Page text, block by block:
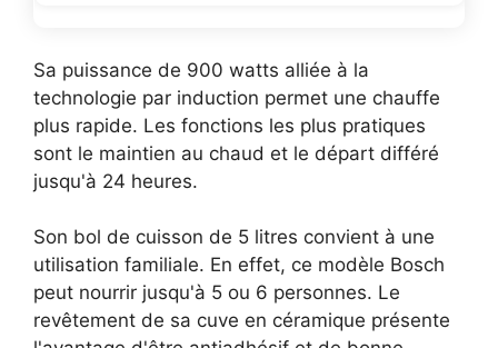
Sa puissance de 900 watts alliée à la
technologie par induction permet une chauffe
plus rapide. Les fonctions les plus pratiques
sont le maintien au chaud et le départ différé
jusqu'à 24 heures.
Son bol de cuisson de 5 litres convient à une
utilisation familiale. En effet, ce modèle Bosch
peut nourrir jusqu'à 5 ou 6 personnes. Le
revêtement de sa cuve en céramique présente